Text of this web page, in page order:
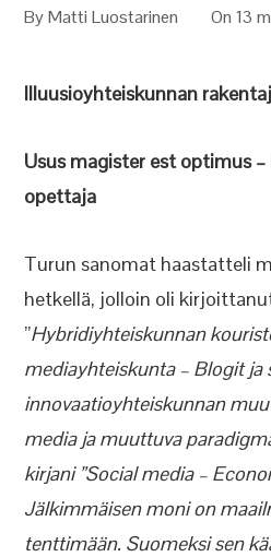
ByMatti Luostarinen On 13
Illuusioyhteiskunnan
Usus magister est optimus
opettaja
Turun sanomat haastatteli
hetkellä, jolloin oli
”Hybridiyhteiskunnan
mediayhteiskunta – Blogit ja
innovaatioyhteiskunnan
media ja muuttuva
kirjani ”Social media –
Jälkimmäisen moni on
tenttimään. Suomeksi sen